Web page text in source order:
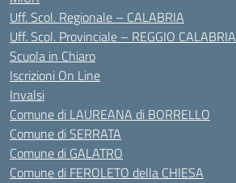
Uff. Scol. Regionale – CALABRIA
Uff. Scol. Provinciale – REGGIO CALABRIA
Scuola in Chiaro
Iscrizioni On Line
Invalsi
Comune di LAUREANA di BORRELLO
Comune di SERRATA
Comune di GALATRO
Comune di FEROLETO della CHIESA